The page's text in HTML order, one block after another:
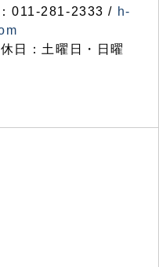
011-281-2333 / h-
日：土曜日・日曜